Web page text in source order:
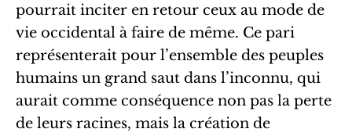
pourrait inciter en retour ceux au mode de
vie occidental à faire de même. Ce pari
représenterait pour l’ensemble des peuples
humains un grand saut dans l’inconnu, qui
aurait comme conséquence non pas la perte
de leurs racines, mais la création de